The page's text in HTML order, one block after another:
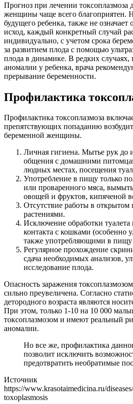
Прогноз при лечении токсоплазмоза
женщины чаще всего благоприятен.
будущего ребенка, также не
исход, каждый конкретный случай
индивидуально, с учетом срока
за развитием плода с помощью
плода в динамике. В редких
аномалии у ребенка, врача
прерывание беременности.
Профилактика
Профилактика токсоплазмоза
препятствующих попаданию
беременной женщины.
Личная гигиена. Мытье рук до
общения с домашними
людных местах, посещения
Употребление в пищу только
или проваренного мяса,
овощей и фруктов, кипяченой
Отсутствие работы в открытом
растениями.
Исключение обработки туалета
контакта с кошками (особенно
также употребляющими в пищу
Регулярное прохождение
сдача необходимых анализов,
исследование плода.
Опасность заражения
сильно преувеличена. Согласно
детородного возраста являются
При этом, только 1-10 на 10 000
токсоплазмозом и имеют реальный
аномалии.
Но все же, профилактика
позволит исключить
предотвратить необратимые
Источник
https://www.krasotaimedicina.ru/
toxoplasmosis